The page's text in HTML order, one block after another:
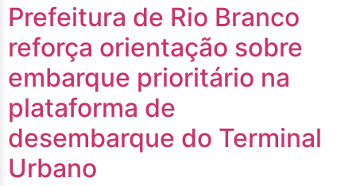
Prefeitura de Rio Branco
reforça orientação sobre
embarque prioritário na
plataforma de
desembarque do Terminal
Urbano